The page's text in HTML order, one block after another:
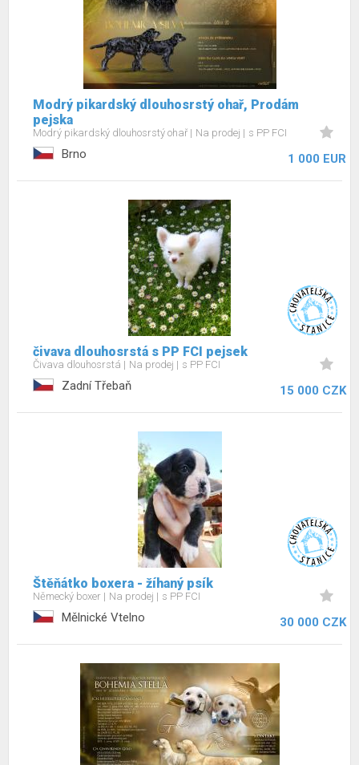
Modrý pikardský dlouhosrstý ohař, Prodám
pejska
Modrý pikardský dlouhosrstý ohař Na prodej s PP FCI
Brno 1 000 EUR
čivava dlouhosrstá s PP FCI pejsek
Čivava dlouhosrstá Na prodej s PP FCI
Zadní Třebaň 15 000 CZK
Štěňátko boxera - žíhaný psík
Německý boxer Na prodej s PP FCI
Mělnické Vtelno 30 000 CZK